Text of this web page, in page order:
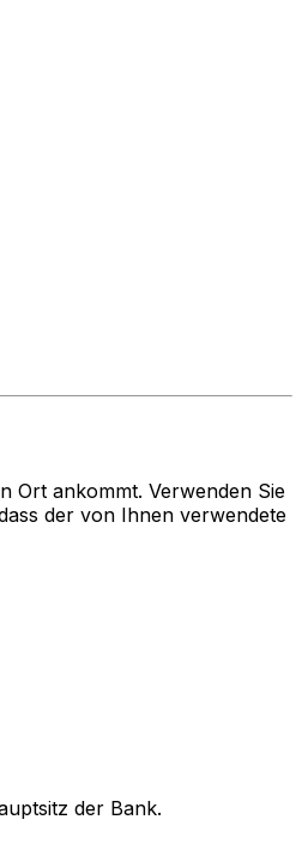
Ort ankommt. Verwenden Sie
der von Ihnen verwendete
der Bank.